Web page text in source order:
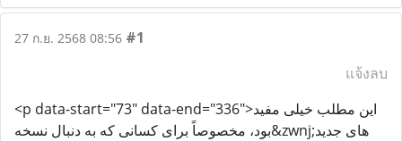
27 ก.ย. 2568 08:56 #1
แจ้งลบ
<p data-start="73" data-end="336">این مطلب خیلی مفید
بود، مخصوصاً برای کسانی که به دنبال نسخه&zwnj;های جدید